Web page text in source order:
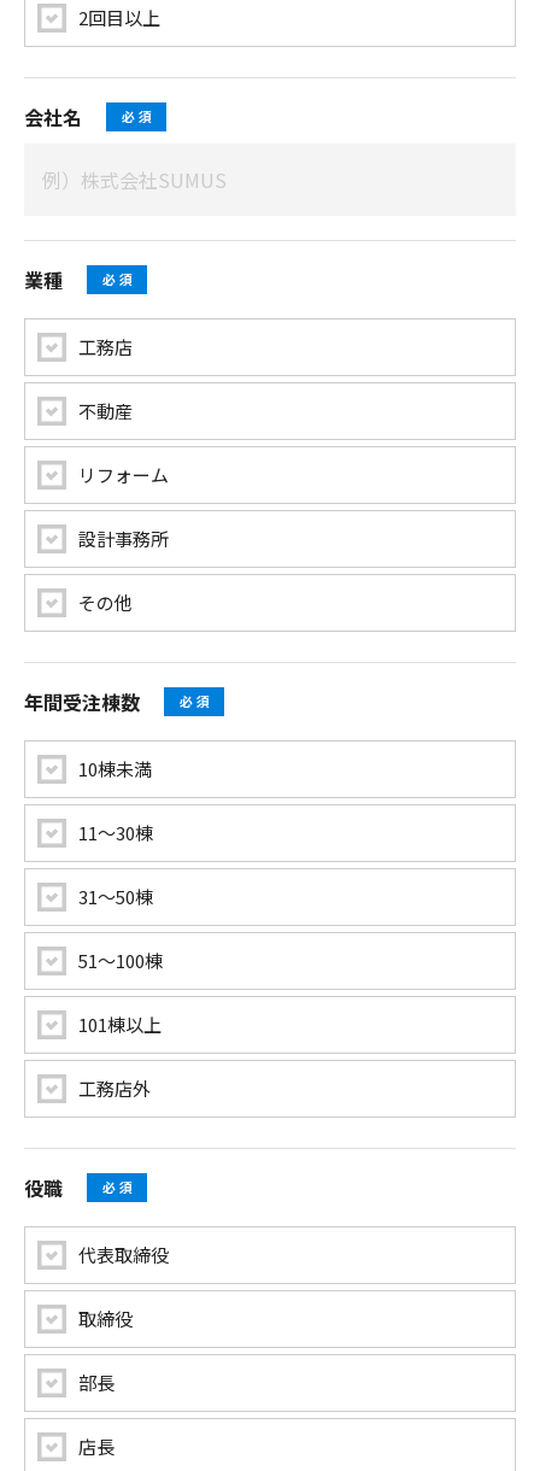
2回目以上
会社名
業種
工務店
不動産
リフォーム
設計事務所
その他
年間受注棟数
10棟未満
11〜30棟
31〜50棟
51〜100棟
101棟以上
工務店外
役職
代表取締役
取締役
部長
店長